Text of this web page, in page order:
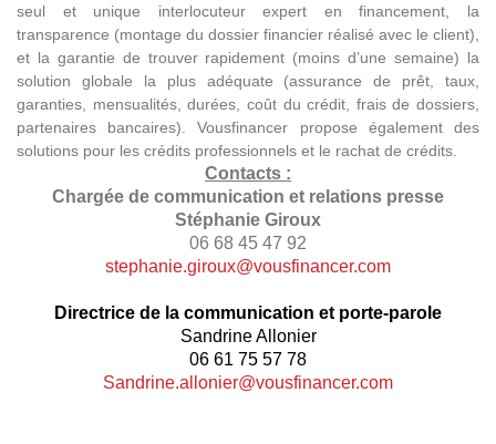
seul et unique interlocuteur expert en financement, la
transparence (montage du dossier financier réalisé avec le client),
et la garantie de trouver rapidement (moins d’une semaine) la
solution globale la plus adéquate (assurance de prêt, taux,
garanties, mensualités, durées, coût du crédit, frais de dossiers,
partenaires bancaires). Vousfinancer propose également des
solutions pour les crédits professionnels et le rachat de crédits.
Contacts :
Chargée de communication et relations presse
Stéphanie Giroux
06 68 45 47 92
stephanie.giroux@vousfinancer.com
Directrice de la communication et porte-parole
Sandrine Allonier
06 61 75 57 78
Sandrine.allonier@vousfinancer.com